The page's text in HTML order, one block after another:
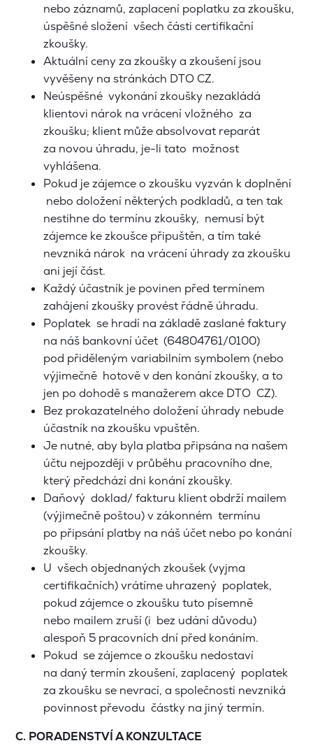
nebo záznamů, zaplacení poplatku za zkoušku,
úspěšné složení všech části certifikační
zkoušky.
Aktuální ceny za zkoušky a zkoušení jsou
vyvěšeny na stránkách DTO CZ.
Neúspěšné vykonání zkoušky nezakládá
klientovi nárok na vrácení vložného za
zkoušku; klient může absolvovat reparát
za novou úhradu, je-li tato možnost
vyhlášena.
Pokud je zájemce o zkoušku vyzván k doplnění
nebo doložení některých podkladů, a ten tak
nestihne do termínu zkoušky, nemusí být
zájemce ke zkoušce připuštěn, a tím také
nevzniká nárok na vrácení úhrady za zkoušku
ani její část.
Každý účastník je povinen před termínem
zahájení zkoušky provést řádně úhradu.
Poplatek se hradí na základě zaslané faktury
na náš bankovní účet (64804761/0100)
pod přiděleným variabilním symbolem (nebo
výjimečně hotově v den konání zkoušky, a to
jen po dohodě s manažerem akce DTO CZ).
Bez prokazatelného doložení úhrady nebude
účastník na zkoušku vpuštěn.
Je nutné, aby byla platba připsána na našem
účtu nejpozději v průběhu pracovního dne,
který předchází dni konání zkoušky.
Daňový doklad/ fakturu klient obdrží mailem
(výjimečně poštou) v zákonném termínu
po připsání platby na náš účet nebo po konání
zkoušky.
U všech objednaných zkoušek (vyjma
certifikačních) vrátíme uhrazený poplatek,
pokud zájemce o zkoušku tuto písemně
nebo mailem zruší (i bez udání důvodu)
alespoň 5 pracovních dní před konáním.
Pokud se zájemce o zkoušku nedostaví
na daný termín zkoušení, zaplacený poplatek
za zkoušku se nevrací, a společnosti nevzniká
povinnost převodu částky na jiný termín.
C. PORADENSTVÍ A KONZULTACE